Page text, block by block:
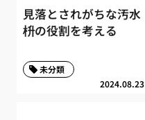
見落とされがちな汚水
枡の役割を考える
2024.08.23
未分類